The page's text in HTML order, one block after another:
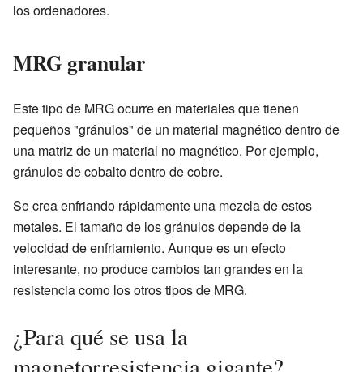
los ordenadores.
MRG granular
Este tipo de MRG ocurre en materiales que tienen
pequeños "gránulos" de un material magnético dentro de
una matriz de un material no magnético. Por ejemplo,
gránulos de cobalto dentro de cobre.
Se crea enfriando rápidamente una mezcla de estos
metales. El tamaño de los gránulos depende de la
velocidad de enfriamiento. Aunque es un efecto
interesante, no produce cambios tan grandes en la
resistencia como los otros tipos de MRG.
¿Para qué se usa la